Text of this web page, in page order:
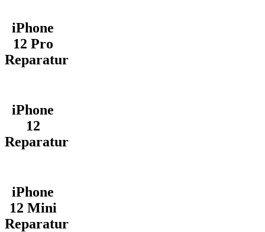
iPhone
12 Pro
Reparatur
iPhone
12
Reparatur
iPhone
12 Mini
Reparatur